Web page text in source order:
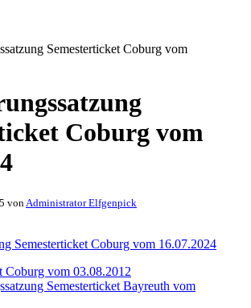
Semesterticket Coburg vom
Coburg vom
von Administrator Elfgenpick
Semesterticket Coburg vom 16.07.2024
Coburg vom 03.08.2012
Semesterticket Bayreuth vom